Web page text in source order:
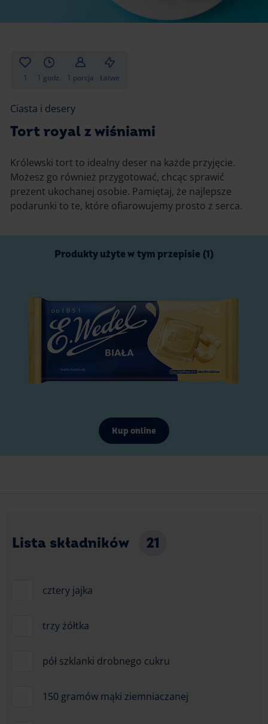
Inne
Ciasta i desery
Napoje i koktajle
Desery i przekąski
1 1 godz. 1 porcja Łatwe
Ciasta i desery
Tort royal z wiśniami
Królewski tort to idealny deser na każde przyjęcie.
Możesz go również przygotować, chcąc sprawić
prezent ukochanej osobie. Pamiętaj, że najlepsze
podarunki to te, które ofiarowujemy prosto z serca.
Produkty użyte w tym przepisie (1)
Kup online
Lista składników 21
cztery jajka
trzy żółtka
pół szklanki drobnego cukru
150 gramów mąki ziemniaczanej